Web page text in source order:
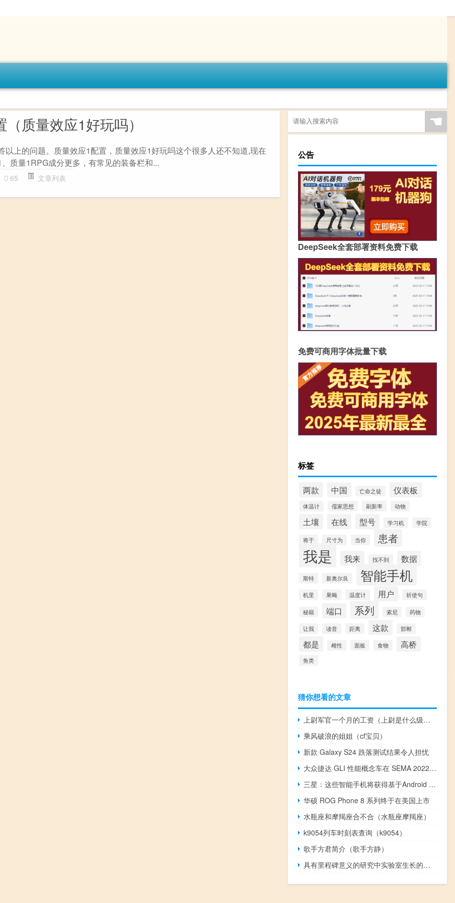
质量效应1好玩吗）
以上的问题。质量效应1配置，质量效应1好玩吗这个很多人还不知道,现在
质量1RPG成分更多，有常见的装备栏和...
65 文章列表
☚
公告
DeepSeek全套部署资料免费下载
免费可商用字体批量下载
标签
两款 中国 亡命之徒 仪表板
体温计 儒家思想 刷新率 动物
土壤 在线 型号 学习机 学院
将于 尺寸为 当你 患者
我是 我来 找不到 数据
斯特 新奥尔良 智能手机
机里 果蝇 温度计 用户 祈使句
秘籍 端口 系列 索尼 药物
让我 读音 距离 这款 邯郸
都是 雌性 面板 食物 高桥
鱼类
猜你想看的文章
上尉军官一个月的工资（上尉是什么级别）
乘风破浪的姐姐（cf宝贝）
新款 Galaxy S24 跌落测试结果令人担忧
大众捷达 GLI 性能概念车在 SEMA 2022 上大放异彩
三星：这些智能手机将获得基于Android 13的One UI 5.0界面
华硕 ROG Phone 8 系列终于在美国上市
水瓶座和摩羯座合不合（水瓶座摩羯座）
k9054列车时刻表查询（k9054）
歌手方君简介（歌手方静）
具有里程碑意义的研究中实验室生长的肿瘤可预测治疗结果